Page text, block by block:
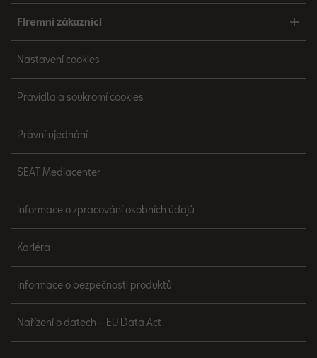
Firemní zákazníci
Nastavení cookies
Pravidla a soukromí cookies
Právní ujednání
SEAT Mediacenter
Informace o zpracování osobních údajů
Kariéra
Informace o bezpečnosti produktů
Nařízení o datech – EU Data Act